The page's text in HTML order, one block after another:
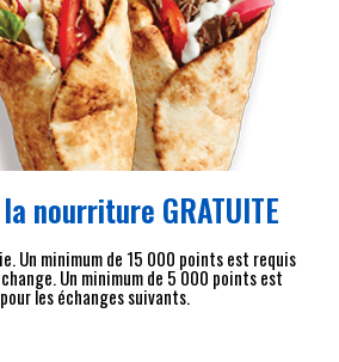
nourriture GRATUITE
Un minimum de 15 000 points est requis
Un minimum de 5 000 points est
les échanges suivants.